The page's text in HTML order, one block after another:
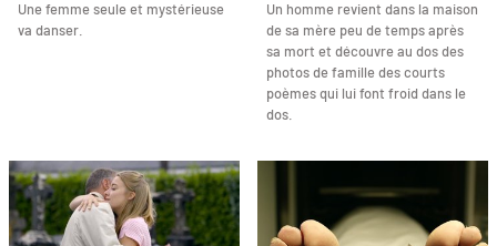
Une femme seule et mystérieuse
va danser.
Un homme revient dans la maison
de sa mère peu de temps après
sa mort et découvre au dos des
photos de famille des courts
poèmes qui lui font froid dans le
dos.